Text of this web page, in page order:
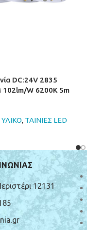
DC:24V 2835
102lm/W 6200K 5m
, ΤΑΙΝΙΕΣ LED
12131